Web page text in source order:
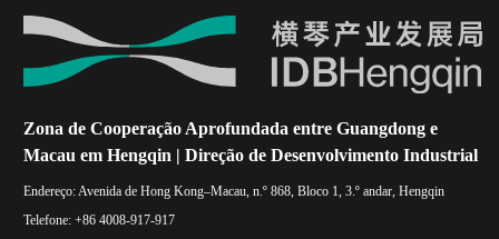
Zona de Cooperação Aprofundada entre Guangdong e
Macau em Hengqin | Direção de Desenvolvimento Industrial
Endereço: Avenida de Hong Kong–Macau, n.º 868, Bloco 1, 3.º andar, Hengqin
Telefone: +86 4008-917-917